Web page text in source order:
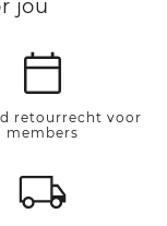
jou
retourrecht voor
members